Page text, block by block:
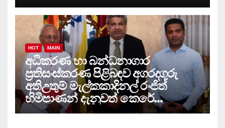
HOT MAIN
අධිකරණ හා බන්ධනාගාර
ප්‍රතිසංස්කරණ පිළිබඳව අගරදගුරු
අතිඋතුම් මැල්කකාදිනල් රංජිත්
හිමිපාණන් දැනුවත් කෙරේ…